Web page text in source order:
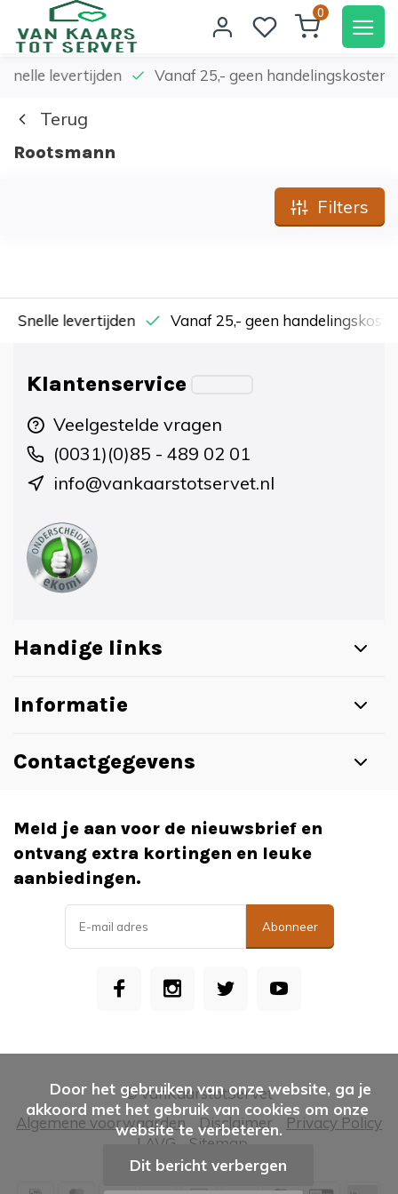
0
levertijden Vanaf 25,- geen handelingskosten
Terug
Rootsmann
Filters
levertijden Vanaf 25,- geen handelingskosten
Klantenservice
Veelgestelde vragen
(0031)(0)85 - 489 02 01
info@vankaarstotservet.nl
Handige links
Informatie
Contactgegevens
Meld je aan voor de nieuwsbrief en
ontvang extra kortingen en leuke
aanbiedingen.
Abonneer
Algemene voorwaarden Disclaimer
Privacy Policy
| AVG
Sitemap
© vanKaarstotServet
akkoord met het gebruik van cookies om onze
website te verbeteren.
Dit bericht verbergen